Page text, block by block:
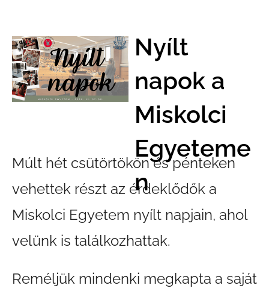
Nyílt
napok a
Miskolci
Egyeteme
n
Múlt hét csütörtökön és pénteken
vehettek részt az érdeklődők a
Miskolci Egyetem nyílt napjain, ahol
velünk is találkozhattak.
Reméljük mindenki megkapta a saját